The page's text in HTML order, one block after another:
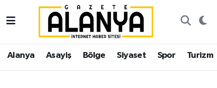
Alanya Asayiş Bölge Siyaset Spor Turizm
Alanya
Asayiş
İstanbul Nöbetçi Eczaneler
İstanbul Hava Durumu